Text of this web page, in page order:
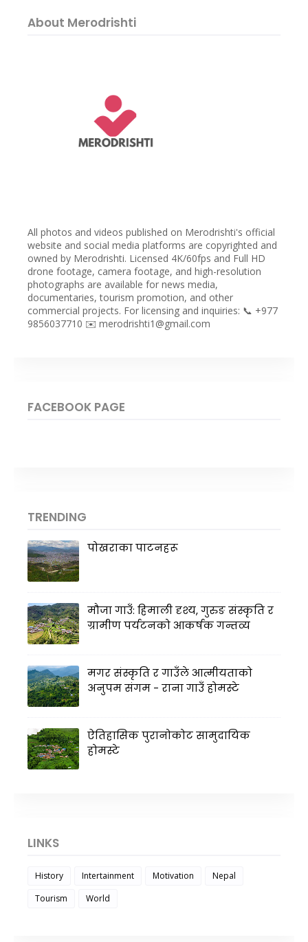
About Merodrishti
All photos and videos published on Merodrishti's official
website and social media platforms are copyrighted and
owned by Merodrishti. Licensed 4K/60fps and Full HD
drone footage, camera footage, and high-resolution
photographs are available for news media,
documentaries, tourism promotion, and other
commercial projects. For licensing and inquiries: 📞 +977
9856037710 ✉️ merodrishti1@gmail.com
FACEBOOK PAGE
TRENDING
पोखराका पाटनहरू
मौजा गाउँ: हिमाली दृश्य, गुरुङ संस्कृति र
ग्रामीण पर्यटनको आकर्षक गन्तव्य
मगर संस्कृति र गाउँले आत्मीयताको
अनुपम संगम - राना गाउँ होमस्टे
ऐतिहासिक पुरानोकोट सामुदायिक
होमस्टे
LINKS
History Intertainment Motivation
Nepal
Tourism
World